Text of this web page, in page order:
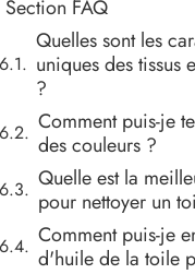
Section FAQ
Quelles sont les
uniques des tissus
?
Comment puis-je
des couleurs ?
Quelle est la
pour nettoyer un
Comment puis-je
d'huile de la toile